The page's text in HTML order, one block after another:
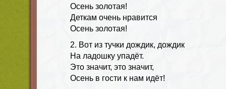
Осень золотая!
Деткам очень нравится
Осень золотая!
2. Вот из тучки дождик, дождик
На ладошку упадёт.
Это значит, это значит,
Осень в гости к нам идёт!